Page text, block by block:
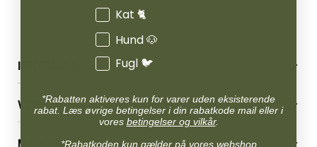
INFORMATION
Reklamations- & fortrydelsesret
Levering & afhentning
Følg din bestilling
VORES BUTIK
MIN KONTO
Kat 🐈
Hund 🐶
Fugl 🐦
*Rabatten aktiveres kun for varer uden eksisterende
rabat. Læs øvrige betingelser i din rabatkode mail eller i
vores betingelser og vilkår.
*Rabatkoden kun gælder på vores webshop